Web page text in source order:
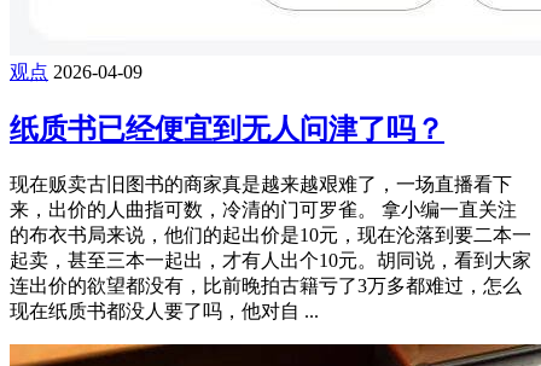
观点 2026-04-09
纸质书已经便宜到无人问津了吗？
现在贩卖古旧图书的商家真是越来越艰难了，一场直播看下
来，出价的人曲指可数，冷清的门可罗雀。 拿小编一直关注
的布衣书局来说，他们的起出价是10元，现在沦落到要二本一
起卖，甚至三本一起出，才有人出个10元。胡同说，看到大家
连出价的欲望都没有，比前晚拍古籍亏了3万多都难过，怎么
现在纸质书都没人要了吗，他对自 ...